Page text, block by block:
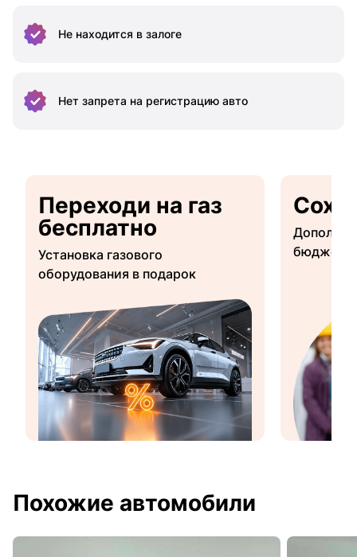
Не находится в залоге
Нет запрета на регистрацию авто
Переходи на газ
бесплатно
Установка газового
оборудования в подарок
Похожие автомобили